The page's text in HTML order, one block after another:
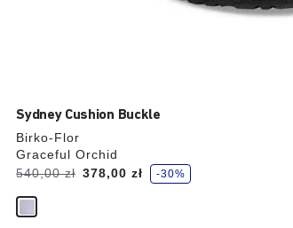
Sydney Cushion Buckle
Birko-Flor
Graceful Orchid
Cena
przed
obniżką:
540,00 zł
Cena
aktualna
378,00 zł
O
s
c
z
-30%